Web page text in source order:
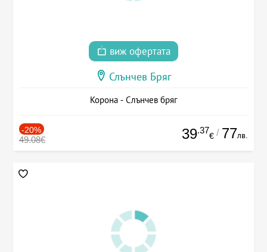
виж офертата
Слънчев Бряг
Корона - Слънчев бряг
-20%
49.08€ 39.37
€ / 77лв.